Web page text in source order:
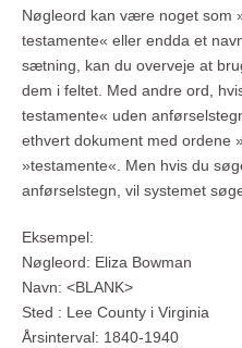
Nøgleord kan være noget som
testamente« eller endda et
sætning, kan du overveje at
dem i feltet. Med andre ord,
testamente« uden
ethvert dokument med ordene
»testamente«. Men hvis du
anførselstegn, vil systemet
Eksempel:
Nøgleord: Eliza Bowman
Navn: <BLANK>
Sted : Lee County i Virginia
Årsinterval: 1840-1940